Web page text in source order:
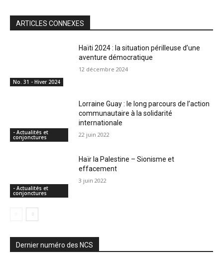
ARTICLES CONNEXES
No. 31 - Hiver 2024
Haïti 2024 : la situation périlleuse d’une
aventure démocratique
12 décembre 2024
- Actualités et
conjonctures
Lorraine Guay : le long parcours de l’action
communautaire à la solidarité
internationale
22 juin 2022
- Actualités et
conjonctures
Haïr la Palestine – Sionisme et
effacement
3 juin 2022
Dernier numéro des NCS